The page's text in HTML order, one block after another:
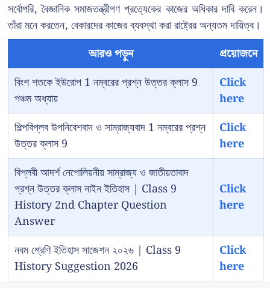
সর্বোপরি, বৈজ্ঞানিক সমাজতন্ত্রীগণ প্রত্যেকের কাজের অধিকার দাবি করেন।
তাঁরা মনে করতেন, বেকারদের কাজের ব্যবস্থা করা রাষ্ট্রের অন্যতম দায়িত্ব।
আরও পড়ুন
প্রয়োজনে
বিংশ শতকে ইউরোপ 1 নম্বরের প্রশ্ন উত্তর ক্লাস 9
পঞ্চম অধ্যায়
Click
here
শিল্পবিপ্লব উপনিবেশবাদ ও সাম্রাজ্যবাদ 1 নম্বরের প্রশ্ন
উত্তর ক্লাস 9
Click
here
বিপ্লবী আদর্শ নেপোলিয়নীয় সাম্রাজ্য ও জাতীয়তাবাদ
প্রশ্ন উত্তর ক্লাস নাইন ইতিহাস | Class 9
History 2nd Chapter Question
Answer
Click
here
নবম শ্রেণি ইতিহাস সাজেশন ২০২৬ | Class 9
History Suggestion 2026
Click
here